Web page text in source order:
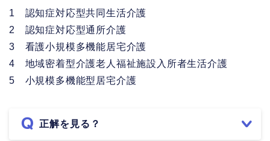
1 認知症対応型共同生活介護
2 認知症対応型通所介護
3 看護小規模多機能居宅介護
4 地域密着型介護老人福祉施設入所者生活介護
5 小規模多機能型居宅介護
正解を見る？